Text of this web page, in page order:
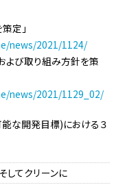
定」
news/2021/1124/
よび取り組み方針を策
news/2021/1129_02/
能な開発目標)における３
してクリーンに